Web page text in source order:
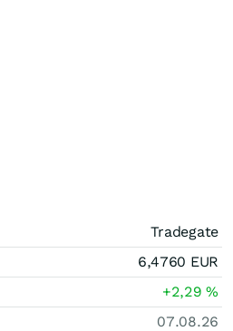
Tradegate
6,4760 EUR
+2,29%
07.08.26